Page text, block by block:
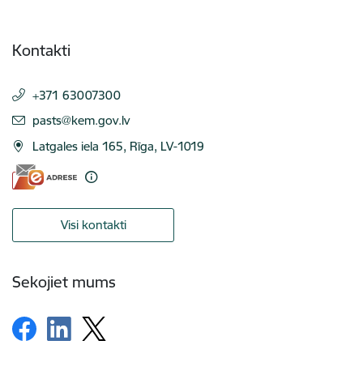
Kontakti
+371 63007300
E-pasts:
pasts@kem.gov.lv
Latgales iela 165, Rīga, LV-1019
Visi kontakti
Sekojiet mums